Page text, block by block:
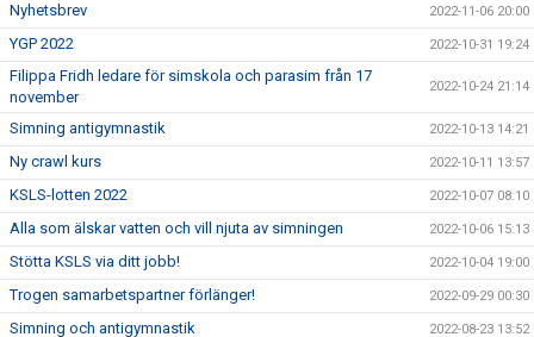
Nyhetsbrev 2022-11-06 20:00
YGP 2022 2022-10-31 19:24
Filippa Fridh ledare för simskola och parasim från 17
november
2022-10-24 21:14
Simning antigymnastik 2022-10-13 14:21
Ny crawl kurs 2022-10-11 13:57
KSLS-lotten 2022 2022-10-07 08:10
Alla som älskar vatten och vill njuta av simningen 2022-10-06 15:13
Stötta KSLS via ditt jobb! 2022-10-04 19:00
Trogen samarbetspartner förlänger! 2022-09-29 00:30
Simning och antigymnastik 2022-08-23 13:52